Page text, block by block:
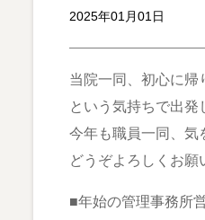
2025年01月01日
当院一同、初心に帰
という気持ちで出発
今年も職員一同、気
どうぞよろしくお願
■年始の管理事務所